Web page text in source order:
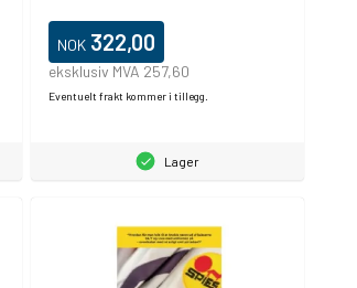
NOK 322,00
eksklusiv MVA 257,60
Eventuelt frakt kommer i tillegg.
Lager